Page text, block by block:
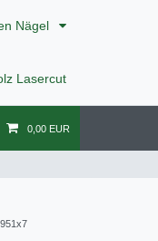
Nägel
Lasercut
0,00 EUR